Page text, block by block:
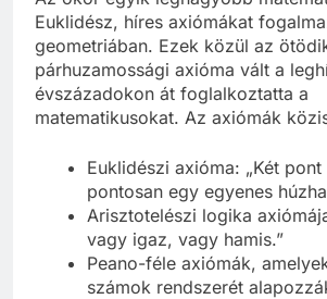
Euklidész, híres axiómákat
geometriában. Ezek közül az
párhuzamossági axióma vált a
évszázadokon át foglalkoztatta a
matematikusokat. Az axiómák
Euklidészi axióma: „Két
pontosan egy egyenes
Arisztotelészi logika
vagy igaz, vagy hamis.”
Peano-féle axiómák,
számok rendszerét